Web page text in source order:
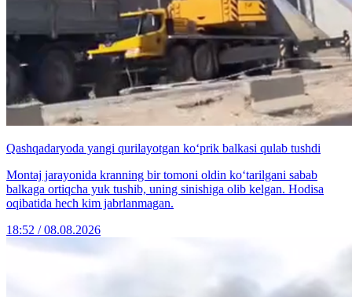
Qashqadaryoda yangi qurilayotgan ko‘prik balkasi qulab tushdi
Montaj jarayonida kranning bir tomoni oldin ko‘tarilgani sabab
balkaga ortiqcha yuk tushib, uning sinishiga olib kelgan. Hodisa
oqibatida hech kim jabrlanmagan.
18:52 / 08.08.2026